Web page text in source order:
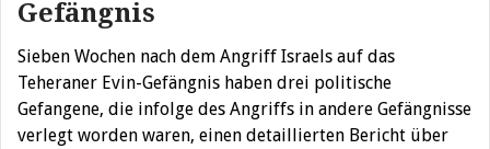
Gefängnis
Sieben Wochen nach dem Angriff Israels auf das
Teheraner Evin-Gefängnis haben drei politische
Gefangene, die infolge des Angriffs in andere Gefängnisse
verlegt worden waren, einen detaillierten Bericht über